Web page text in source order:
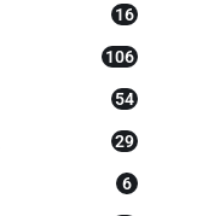
16
106
54
29
6